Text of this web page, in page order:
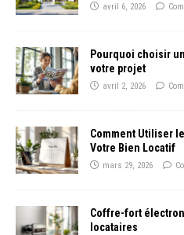
avril 6, 2026
Pourquoi choisir
votre projet
avril 2, 2026
Comment Utiliser
Votre Bien Locatif
mars 29, 2026
Coffre-fort
locataires